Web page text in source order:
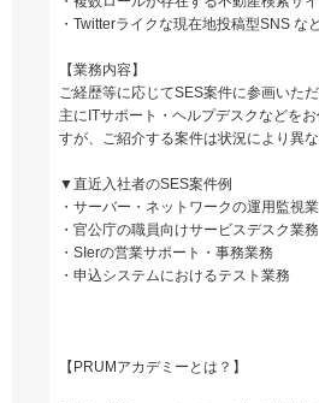
・Twitterライクな現在地投稿型SNS な
【業務内容】
ご経歴等に応じてSES案件に参画いただ
主にITサポート・ヘルプデスクなどを
すが、ご紹介する案件は状況により異な
▼直近入社者のSES案件例
・サーバー・ネットワークの運用監視
・官公庁の職員向けサービスデスク業務
・SIerの営業サポート・事務業務
・申込システムにおけるテスト業務
【PRUMアカデミーとは？】